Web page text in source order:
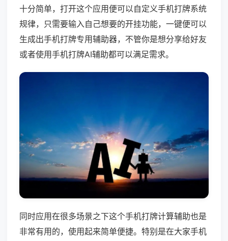
十分简单，打开这个应用便可以自定义手机打牌系统
规律，只需要输入自己想要的开挂功能，一键便可以
生成出手机打牌专用辅助器，不管你是想分享给好友
或者使用手机打牌AI辅助都可以满足需求。
同时应用在很多场景之下这个手机打牌计算辅助也是
非常有用的，使用起来简单便捷。特别是在大家手机